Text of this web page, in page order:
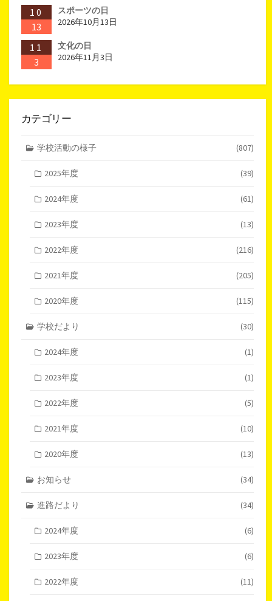
10
13
スポーツの日
2026年10月13日
11
3
文化の日
2026年11月3日
カテゴリー
学校活動の様子 (807)
2025年度 (39)
2024年度 (61)
2023年度 (13)
2022年度 (216)
2021年度 (205)
2020年度 (115)
学校だより (30)
2024年度 (1)
2023年度 (1)
2022年度 (5)
2021年度 (10)
2020年度 (13)
お知らせ (34)
進路だより (34)
2024年度 (6)
2023年度 (6)
2022年度 (11)